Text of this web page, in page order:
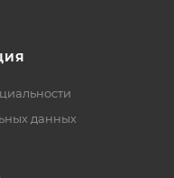
данных